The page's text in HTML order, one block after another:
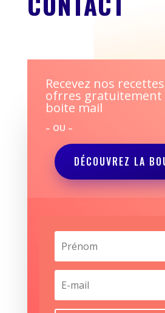
Recevez nos
ofrres gratuitement
boite mail
– OU –
DÉCOUVREZ LA